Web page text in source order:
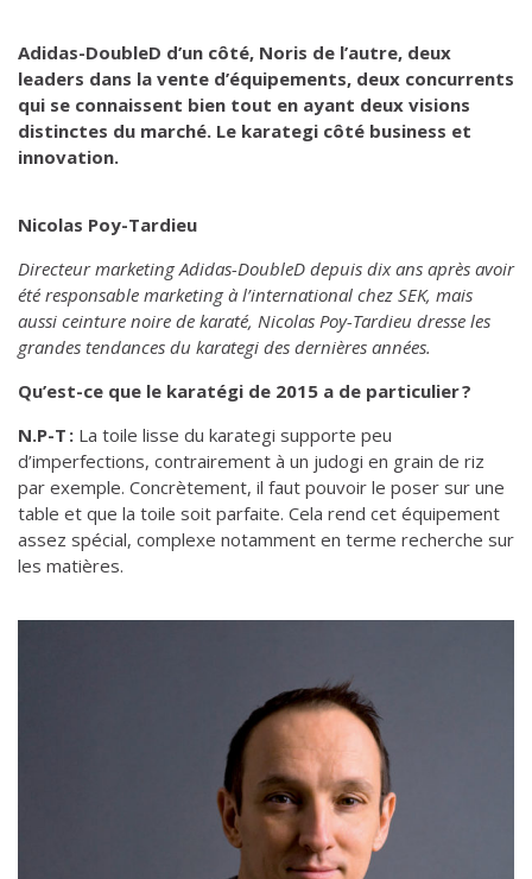
Adidas-DoubleD d’un côté, Noris de l’autre, deux
leaders dans la vente d’équipements, deux concurrents
qui se connaissent bien tout en ayant deux visions
distinctes du marché. Le karategi côté business et
innovation.
Nicolas Poy-Tardieu
Directeur marketing Adidas-DoubleD depuis dix ans après avoir
été responsable marketing à l’international chez SEK, mais
aussi ceinture noire de karaté, Nicolas Poy-Tardieu dresse les
grandes tendances du karategi des dernières années.
Qu’est-ce que le karatégi de 2015 a de particulier ?
N.P-T : La toile lisse du karategi supporte peu
d’imperfections, contrairement à un judogi en grain de riz
par exemple. Concrètement, il faut pouvoir le poser sur une
table et que la toile soit parfaite. Cela rend cet équipement
assez spécial, complexe notamment en terme recherche sur
les matières.